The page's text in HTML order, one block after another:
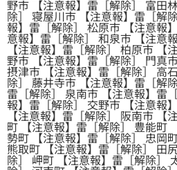
野市 【注意報】雷［解除］ 富田
除］ 寝屋川市 【注意報】雷［解
報】雷［解除］ 松原市 【注意報
意報】雷［解除］ 和泉市 【注意
【注意報】雷［解除］ 柏原市 【
野市 【注意報】雷［解除］ 門真
摂津市 【注意報】雷［解除］ 高
除］ 藤井寺市 【注意報】雷［解
雷［解除］ 泉南市 【注意報】雷
報】雷［解除］ 交野市 【注意報
【注意報】雷［解除］ 阪南市 【
町 【注意報】雷［解除］ 豊能町
勢町 【注意報】雷［解除］ 忠岡
熊取町 【注意報】雷［解除］ 田
除］ 岬町 【注意報】雷［解除］